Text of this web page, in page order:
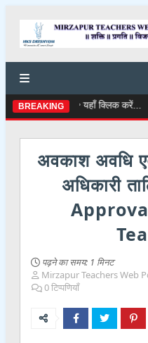
BREAKING
| 👉 यहाँ क्लिक करें...
अवकाश अवधि
अधिकारी
पढ़ने का समय: 1 मिनट
Mirzapur Teachers Web
0 टिप्पणियाँ